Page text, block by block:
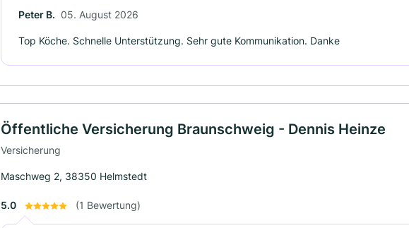
Peter B. 05. August 2026
Top Köche. Schnelle Unterstützung. Sehr gute Kommunikation. Danke
Öffentliche Versicherung Braunschweig - Dennis Heinze
Versicherung
Maschweg 2, 38350 Helmstedt
5.0 (1 Bewertung)